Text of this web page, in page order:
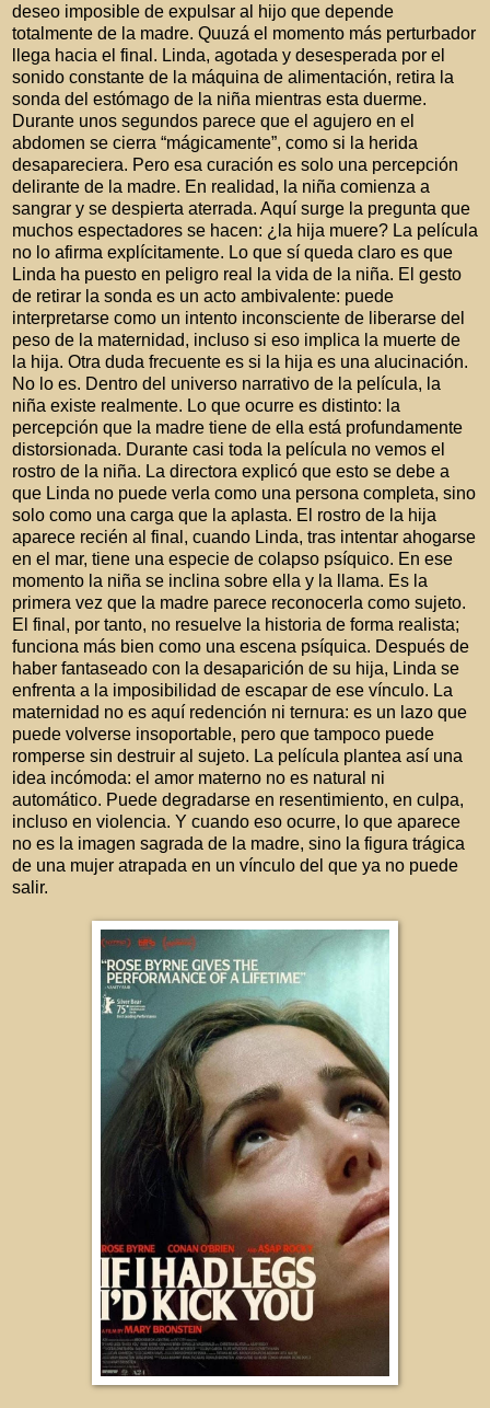
deseo imposible de expulsar al hijo que depende
totalmente de la madre. Quuzá el momento más perturbador
llega hacia el final. Linda, agotada y desesperada por el
sonido constante de la máquina de alimentación, retira la
sonda del estómago de la niña mientras esta duerme.
Durante unos segundos parece que el agujero en el
abdomen se cierra “mágicamente”, como si la herida
desapareciera. Pero esa curación es solo una percepción
delirante de la madre. En realidad, la niña comienza a
sangrar y se despierta aterrada. Aquí surge la pregunta que
muchos espectadores se hacen: ¿la hija muere? La película
no lo afirma explícitamente. Lo que sí queda claro es que
Linda ha puesto en peligro real la vida de la niña. El gesto
de retirar la sonda es un acto ambivalente: puede
interpretarse como un intento inconsciente de liberarse del
peso de la maternidad, incluso si eso implica la muerte de
la hija. Otra duda frecuente es si la hija es una alucinación.
No lo es. Dentro del universo narrativo de la película, la
niña existe realmente. Lo que ocurre es distinto: la
percepción que la madre tiene de ella está profundamente
distorsionada. Durante casi toda la película no vemos el
rostro de la niña. La directora explicó que esto se debe a
que Linda no puede verla como una persona completa, sino
solo como una carga que la aplasta. El rostro de la hija
aparece recién al final, cuando Linda, tras intentar ahogarse
en el mar, tiene una especie de colapso psíquico. En ese
momento la niña se inclina sobre ella y la llama. Es la
primera vez que la madre parece reconocerla como sujeto.
El final, por tanto, no resuelve la historia de forma realista;
funciona más bien como una escena psíquica. Después de
haber fantaseado con la desaparición de su hija, Linda se
enfrenta a la imposibilidad de escapar de ese vínculo. La
maternidad no es aquí redención ni ternura: es un lazo que
puede volverse insoportable, pero que tampoco puede
romperse sin destruir al sujeto. La película plantea así una
idea incómoda: el amor materno no es natural ni
automático. Puede degradarse en resentimiento, en culpa,
incluso en violencia. Y cuando eso ocurre, lo que aparece
no es la imagen sagrada de la madre, sino la figura trágica
de una mujer atrapada en un vínculo del que ya no puede
salir.